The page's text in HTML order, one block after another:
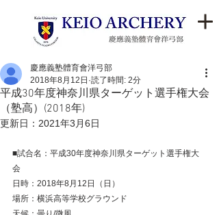
平成30年度神奈川県ターゲット選手権大会
（塾高）(2018年)
慶應義塾體育會洋弓部
2018年8月12日 読了時間: 2分
更新日： 2021年3月6日
■試合名：平成30年度神奈川県ターゲット選手権大
会
日時：2018年8月12日（日）
場所：横浜高等学校グラウンド